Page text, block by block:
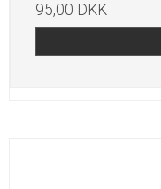
95,00 DKK